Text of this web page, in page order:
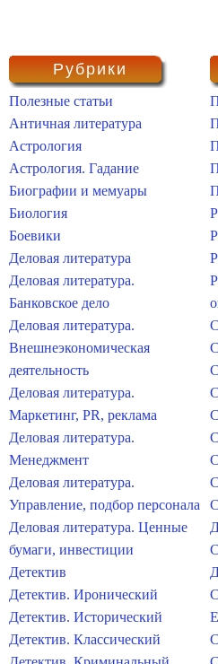
Рубрики
Полезные статьи
Античная литература
Астрология
Астрология. Гадание
Биографии и мемуары
Биология
Боевики
Деловая литература
Деловая литература.
Банковское дело
Деловая литература.
Внешнеэкономическая
деятельность
Деловая литература.
Маркетинг, PR, реклама
Деловая литература.
Менеджмент
Деловая литература.
Управление, подбор персонала
Деловая литература. Ценные
бумаги, инвестиции
Детектив
Детектив. Иронический
Детектив. Исторический
Детектив. Классический